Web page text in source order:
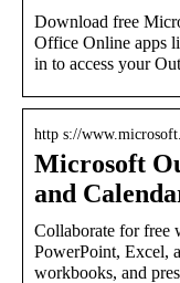
Download free
Office Online apps
in to access your
http s://
Microsoft
and
Collaborate for free
PowerPoint, Excel,
workbooks, and